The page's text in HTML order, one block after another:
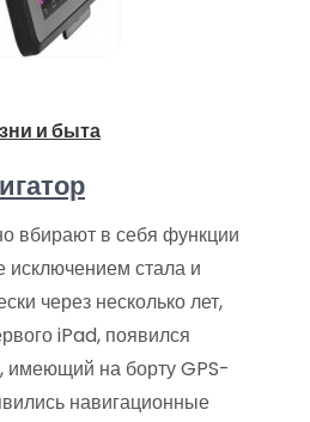
и быта
вбирают в себя функции
исключением стала и
через несколько лет,
iPad, появился
имеющий на борту GPS-
навигационные